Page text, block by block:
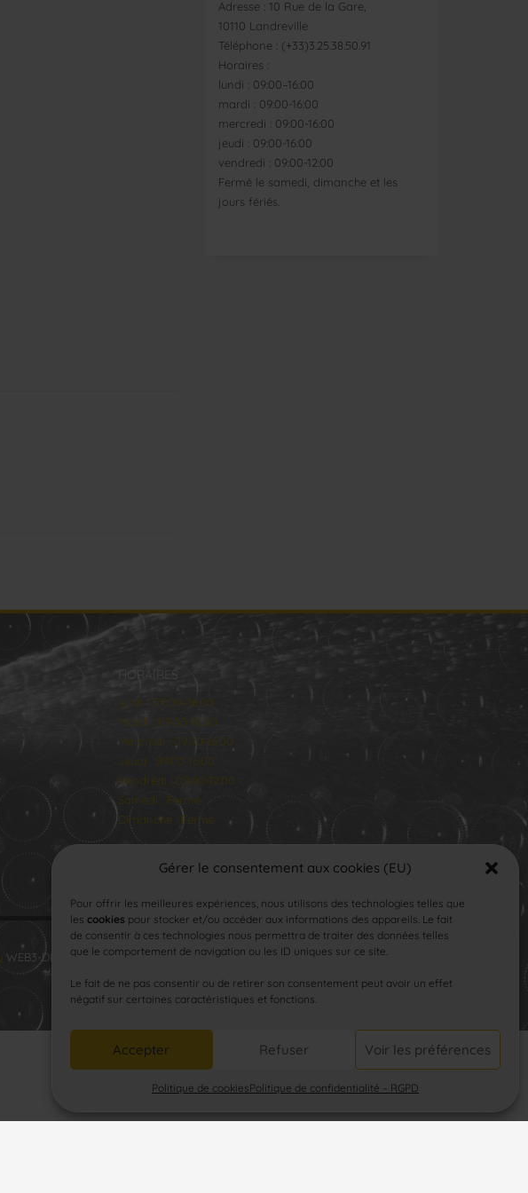
Gérer le consentement aux cookies (EU)
Pour offrir les meilleures expériences, nous utilisons des technologies telles que
les cookies pour stocker et/ou accéder aux informations des appareils. Le fait
de consentir à ces technologies nous permettra de traiter des données telles
que le comportement de navigation ou les ID uniques sur ce site.
Le fait de ne pas consentir ou de retirer son consentement peut avoir un effet
négatif sur certaines caractéristiques et fonctions.
Accepter Refuser Voir les préférences
Politique de cookiesPolitique de confidentialité – RGPD
Adresse : 10 Rue de la Gare,
10110 Landreville
Téléphone : (+33)3.25.38.50.91
Horaires :
lundi : 09:00–16:00
mardi : 09:00-16:00
mercredi : 09:00-16:00
jeudi : 09:00-16:00
vendredi : 09:00-12:00
Fermé le samedi, dimanche et les
jours fériés.
HORAIRES
lundi : 09:00–16:00
Mardi : 09:00-16:00
Mercredi : 09:00-16:00
Jeudi : 09:00-16:00
Vendredi : 09:00-12:00
Samedi : Fermé
Dimanche : Fermé
WEB3-DESIGN.